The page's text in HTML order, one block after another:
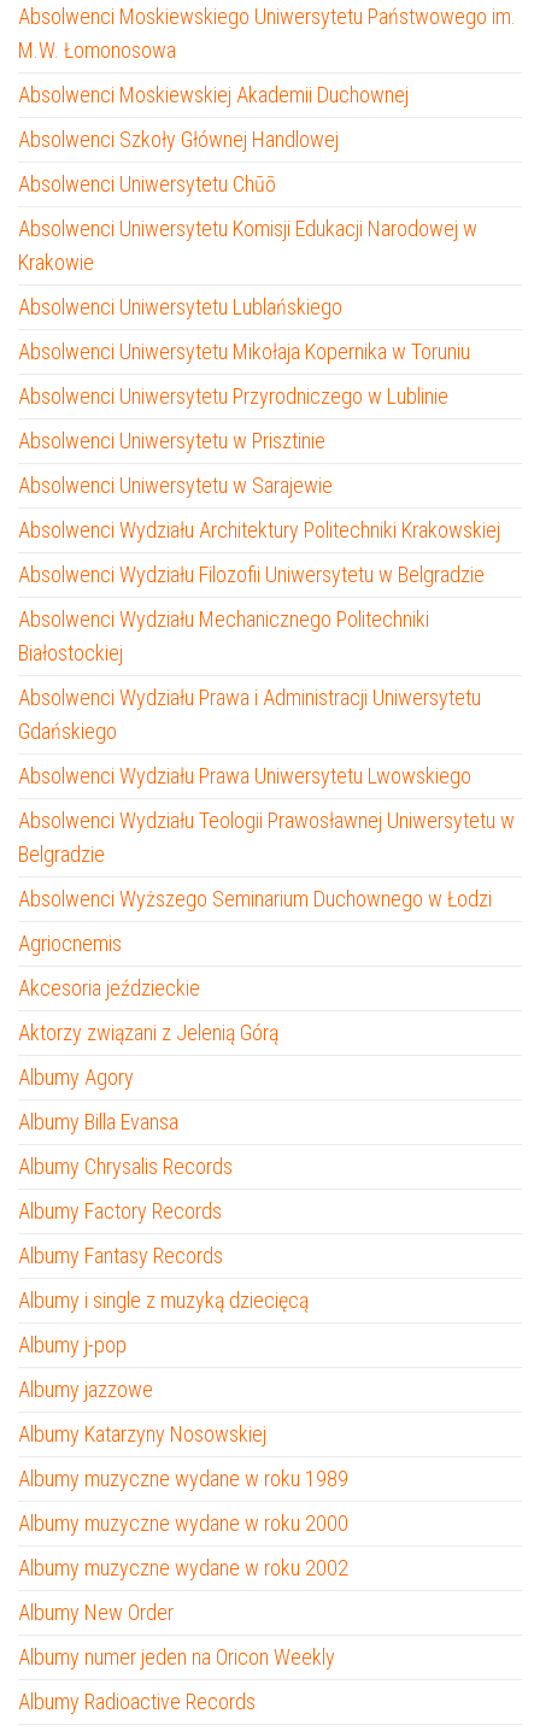
Absolwenci Moskiewskiego Uniwersytetu Państwowego im.
M.W. Łomonosowa
Absolwenci Moskiewskiej Akademii Duchownej
Absolwenci Szkoły Głównej Handlowej
Absolwenci Uniwersytetu Chūō
Absolwenci Uniwersytetu Komisji Edukacji Narodowej w
Krakowie
Absolwenci Uniwersytetu Lublańskiego
Absolwenci Uniwersytetu Mikołaja Kopernika w Toruniu
Absolwenci Uniwersytetu Przyrodniczego w Lublinie
Absolwenci Uniwersytetu w Prisztinie
Absolwenci Uniwersytetu w Sarajewie
Absolwenci Wydziału Architektury Politechniki Krakowskiej
Absolwenci Wydziału Filozofii Uniwersytetu w Belgradzie
Absolwenci Wydziału Mechanicznego Politechniki
Białostockiej
Absolwenci Wydziału Prawa i Administracji Uniwersytetu
Gdańskiego
Absolwenci Wydziału Prawa Uniwersytetu Lwowskiego
Absolwenci Wydziału Teologii Prawosławnej Uniwersytetu w
Belgradzie
Absolwenci Wyższego Seminarium Duchownego w Łodzi
Agriocnemis
Akcesoria jeździeckie
Aktorzy związani z Jelenią Górą
Albumy Agory
Albumy Billa Evansa
Albumy Chrysalis Records
Albumy Factory Records
Albumy Fantasy Records
Albumy i single z muzyką dziecięcą
Albumy j-pop
Albumy jazzowe
Albumy Katarzyny Nosowskiej
Albumy muzyczne wydane w roku 1989
Albumy muzyczne wydane w roku 2000
Albumy muzyczne wydane w roku 2002
Albumy New Order
Albumy numer jeden na Oricon Weekly
Albumy Radioactive Records